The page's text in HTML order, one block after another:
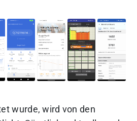
wurde, wird von den